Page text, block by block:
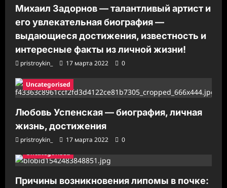
Михаил Задорнов — талантливый артист и
его увлекательная биография —
выдающиеся достижения, известность и
интересные факты из личной жизни!
pristroykin_ 17 марта 2022 0
Uncategorised
Любовь Успенская — биография, личная
жизнь, достижения
pristroykin_ 17 марта 2022
0
Uncategorised
Причины возникновения липомы в почке: